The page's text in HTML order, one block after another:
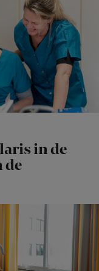
in de
de